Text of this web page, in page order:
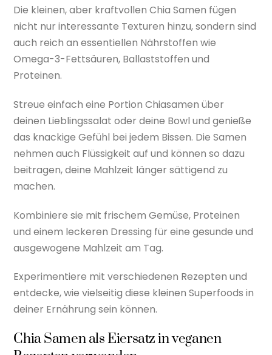
Die kleinen, aber kraftvollen Chia Samen fügen
nicht nur interessante Texturen hinzu, sondern sind
auch reich an essentiellen Nährstoffen wie
Omega-3-Fettsäuren, Ballaststoffen und
Proteinen.
Streue einfach eine Portion Chiasamen über
deinen Lieblingssalat oder deine Bowl und genieße
das knackige Gefühl bei jedem Bissen. Die Samen
nehmen auch Flüssigkeit auf und können so dazu
beitragen, deine Mahlzeit länger sättigend zu
machen.
Kombiniere sie mit frischem Gemüse, Proteinen
und einem leckeren Dressing für eine gesunde und
ausgewogene Mahlzeit am Tag.
Experimentiere mit verschiedenen Rezepten und
entdecke, wie vielseitig diese kleinen Superfoods in
deiner Ernährung sein können.
Chia Samen als Eiersatz in veganen